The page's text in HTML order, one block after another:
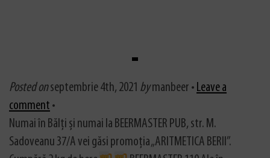
Posted onseptembrie 4th, 2021 bymanbeer • Leave a
comment •
Numai în Bălți și numai la BEERMASTER PUB, str. M.
Sadoveanu 37/A vei găsi promoția „ARITMETICA BERII”.